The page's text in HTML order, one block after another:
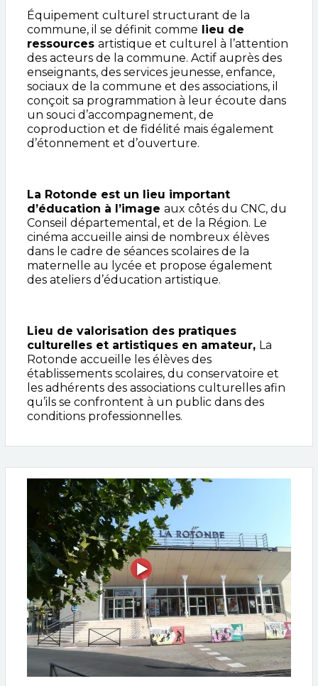
Équipement culturel structurant de la
commune, il se définit comme lieu de
ressources artistique et culturel à l’attention
des acteurs de la commune. Actif auprès des
enseignants, des services jeunesse, enfance,
sociaux de la commune et des associations, il
conçoit sa programmation à leur écoute dans
un souci d’accompagnement, de
coproduction et de fidélité mais également
d’étonnement et d’ouverture.
La Rotonde est un lieu important
d’éducation à l’image aux côtés du CNC, du
Conseil départemental, et de la Région. Le
cinéma accueille ainsi de nombreux élèves
dans le cadre de séances scolaires de la
maternelle au lycée et propose également
des ateliers d’éducation artistique.
Lieu de valorisation des pratiques
culturelles et artistiques en amateur, La
Rotonde accueille les élèves des
établissements scolaires, du conservatoire et
les adhérents des associations culturelles afin
qu’ils se confrontent à un public dans des
conditions professionnelles.